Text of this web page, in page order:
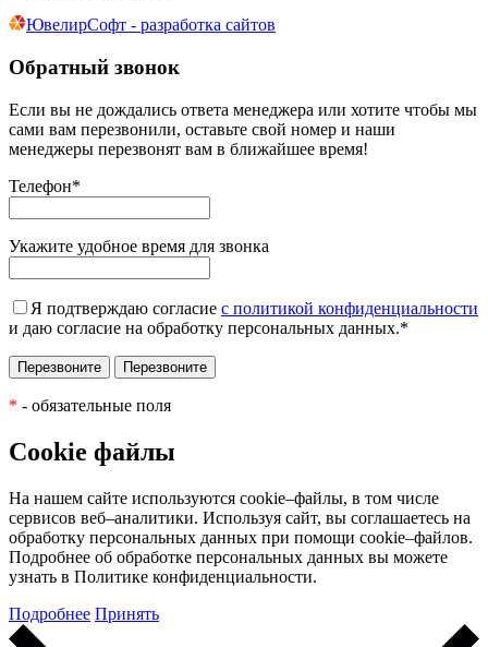
ЮвелирСофт - разработка сайтов
Обратный звонок
Если вы не дождались ответа менеджера или хотите чтобы мы
сами вам перезвонили, оставьте свой номер и наши
менеджеры перезвонят вам в ближайшее время!
Телефон*
Укажите удобное время для звонка
Я подтверждаю согласие с политикой конфиденциальности
и даю согласие на обработку персональных данных.*
* - обязательные поля
Cookie файлы
На нашем сайте используются cookie–файлы, в том числе
сервисов веб–аналитики. Используя сайт, вы соглашаетесь на
обработку персональных данных при помощи cookie–файлов.
Подробнее об обработке персональных данных вы можете
узнать в Политике конфиденциальности.
Подробнее Принять